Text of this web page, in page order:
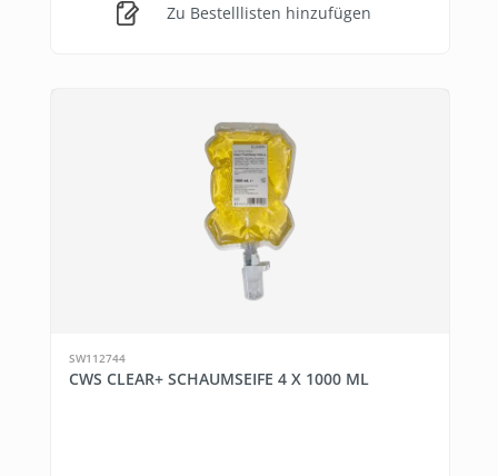
Zu Bestelllisten hinzufügen
SW112744
CWS CLEAR+ SCHAUMSEIFE 4 X 1000 ML